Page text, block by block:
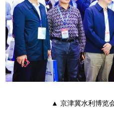
▲ 京津冀水利博览